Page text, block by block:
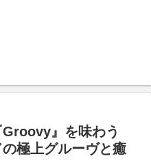
』を味わう
極上グルーヴと癒